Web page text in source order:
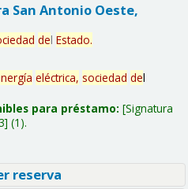
San Antonio Oeste,
del Estado.
eléctrica, sociedad del
para préstamo: Signatura
(1).
reserva